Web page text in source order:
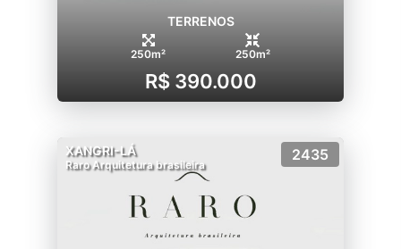
TERRENOS
250m² 250m²
R$ 390.000
XANGRI-LÁ
Raro Arquitetura brasileira
2435